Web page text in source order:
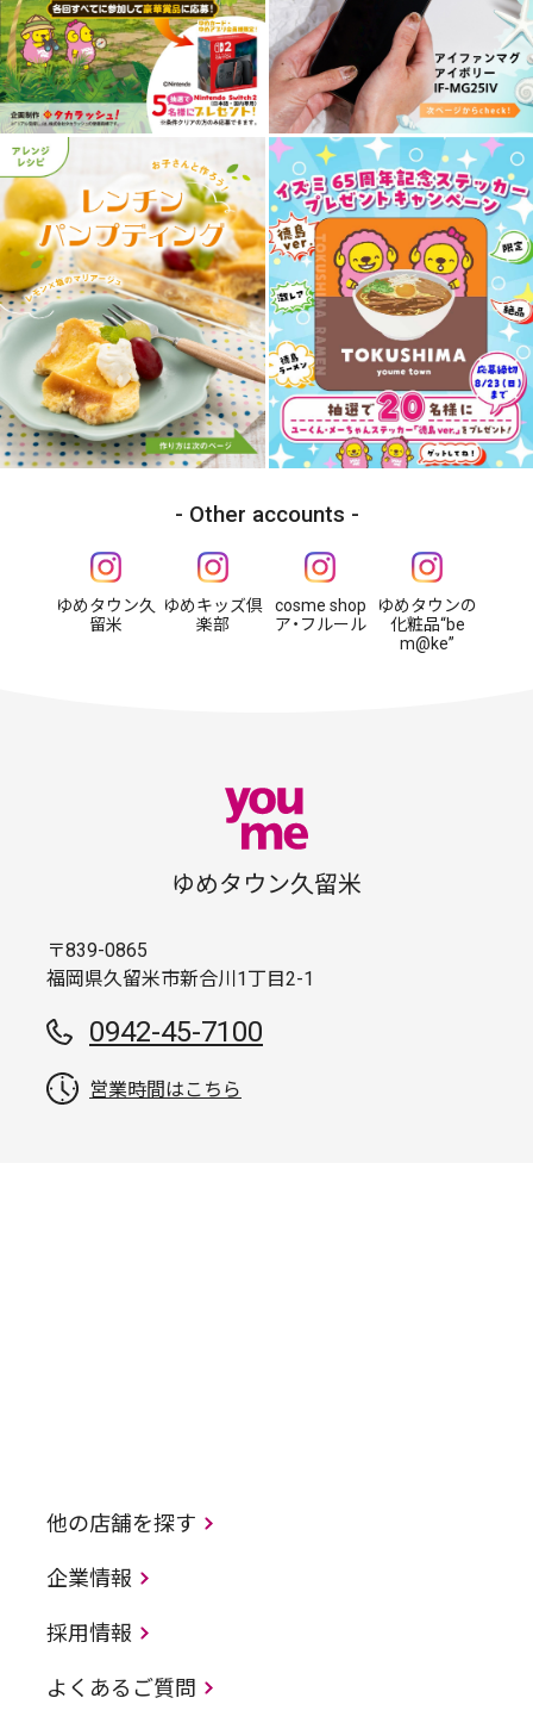
Other accounts
ゆめタウン久
留米
ゆめキッズ倶
楽部
cosme shop
ア・フルール
ゆめタウンの
化粧品“be
m@ke”
ゆめタウン久留米
〒839-0865
福岡県久留米市新合川1丁目2-1
0942-45-7100
営業時間はこちら
他の店舗を探す
企業情報
採用情報
よくあるご質問